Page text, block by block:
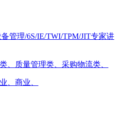
管理/6S/IE/TWI/TPM/JIT专家讲
、质量管理类、采购物流类、
、商业、